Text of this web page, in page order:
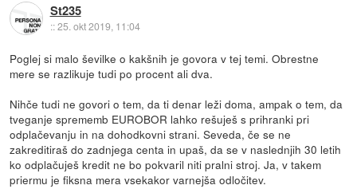
St235
::25. okt 2019, 11:04
Poglej si malo ševilke o kakšnih je govora v tej temi. Obrestne
mere se razlikuje tudi po procent ali dva.
Nihče tudi ne govori o tem, da ti denar leži doma, ampak o tem, da
tveganje sprememb EUROBOR lahko rešuješ s prihranki pri
odplačevanju in na dohodkovni strani. Seveda, če se ne
zakreditiraš do zadnjega centa in upaš, da se v naslednjih 30 letih
ko odplačuješ kredit ne bo pokvaril niti pralni stroj. Ja, v takem
priermu je fiksna mera vsekakor varnejša odločitev.